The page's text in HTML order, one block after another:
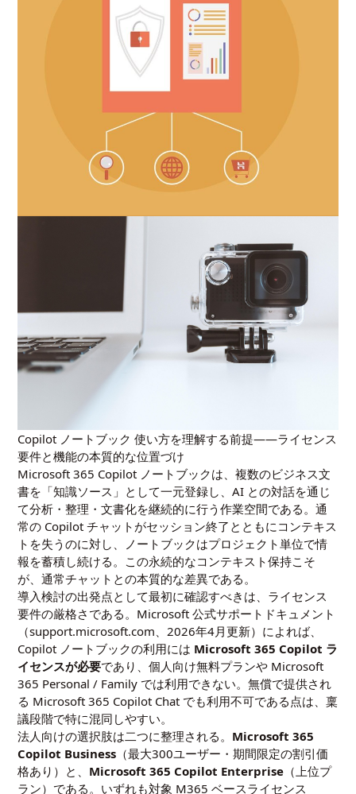
Copilot ノートブック 使い方を理解する前提――ライセンス
要件と機能の本質的な位置づけ
Microsoft 365 Copilot ノートブックは、複数のビジネス文
書を「知識ソース」として一元登録し、AI との対話を通じ
て分析・整理・文書化を継続的に行う作業空間である。通
常の Copilot チャットがセッション終了とともにコンテキス
トを失うのに対し、ノートブックはプロジェクト単位で情
報を蓄積し続ける。この永続的なコンテキスト保持こそ
が、通常チャットとの本質的な差異である。
導入検討の出発点として最初に確認すべきは、ライセンス
要件の厳格さである。Microsoft 公式サポートドキュメント
（support.microsoft.com、2026年4月更新）によれば、
Copilot ノートブックの利用には Microsoft 365 Copilot ラ
イセンスが必要であり、個人向け無料プランや Microsoft
365 Personal / Family では利用できない。無償で提供され
る Microsoft 365 Copilot Chat でも利用不可である点は、稟
議段階で特に混同しやすい。
法人向けの選択肢は二つに整理される。 Microsoft 365
Copilot Business （最大300ユーザー・期間限定の割引価
格あり）と、 Microsoft 365 Copilot Enterprise （上位プ
ラン）である。いずれも対象 M365 ベースライセンス